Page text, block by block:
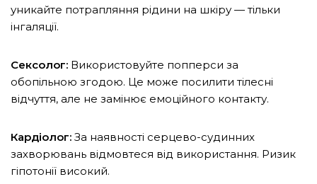
уникайте потрапляння рідини на шкіру — тільки
інгаляції.
Сексолог: Використовуйте попперси за
обопільною згодою. Це може посилити тілесні
відчуття, але не замінює емоційного контакту.
Кардіолог: За наявності серцево-судинних
захворювань відмовтеся від використання. Ризик
гіпотонії високий.